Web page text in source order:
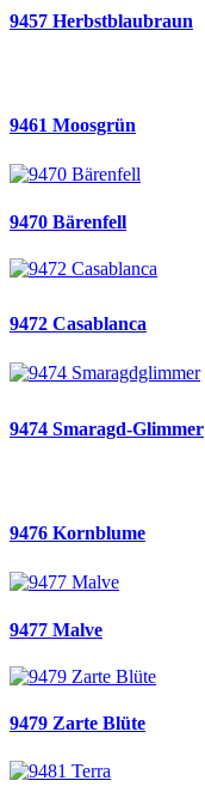
9457 Herbstblaubraun
9461 Moosgrün
9470 Bärenfell
9472 Casablanca
9474 Smaragd-Glimmer
9476 Kornblume
9477 Malve
9479 Zarte Blüte